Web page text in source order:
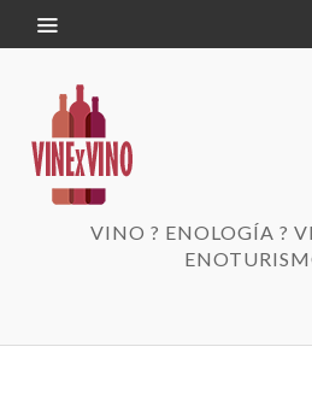
VINO ? ENOLOGÍA ?